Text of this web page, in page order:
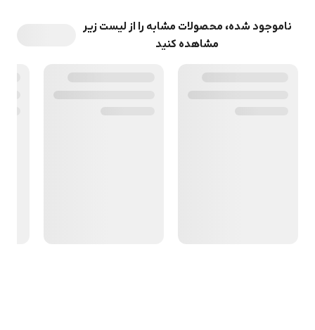
ناموجود شده، محصولات مشابه را از لیست زیر
مشاهده کنید